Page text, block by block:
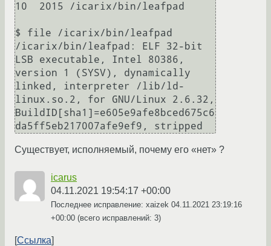
10  2015 /icarix/bin/leafpad
$ file /icarix/bin/leafpad
/icarix/bin/leafpad: ELF 32-bit
LSB executable, Intel 80386,
version 1 (SYSV), dynamically
linked, interpreter /lib/ld-
linux.so.2, for GNU/Linux 2.6.32,
BuildID[sha1]=e605e9afe8bced675c6
Существует, исполняемый, почему его «нет» ?
icarus
04.11.2021 19:54:17 +00:00
Последнее исправление: xaizek 04.11.2021 23:19:16
+00:00 (всего исправлений: 3)
Ссылка